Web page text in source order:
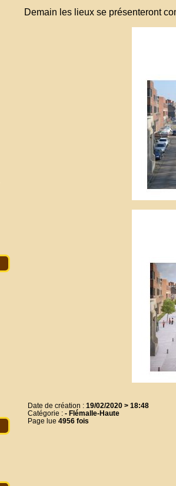
Demain les lieux se présenteront
Date de création : 19/02/2020 > 18:48
Catégorie : - Flémalle-Haute
Page lue 4956 fois